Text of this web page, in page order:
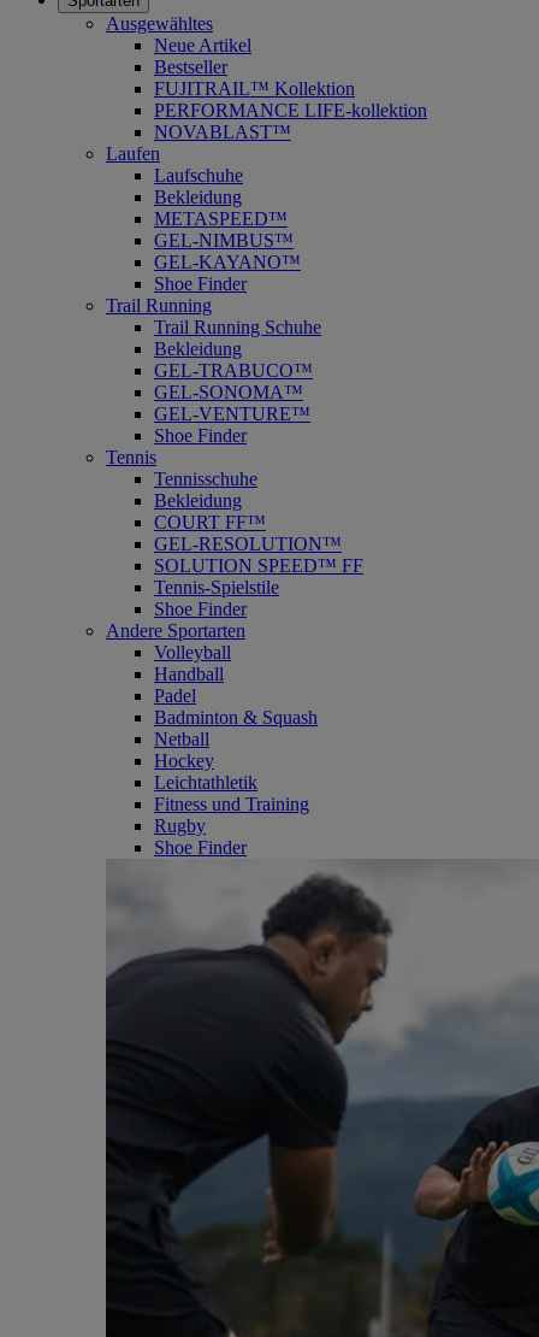
Ausgewähltes
Neue Artikel
Bestseller
FUJITRAIL™ Kollektion
PERFORMANCE LIFE-kollektion
NOVABLAST™
Laufen
Laufschuhe
Bekleidung
METASPEED™
GEL-NIMBUS™
GEL-KAYANO™
Shoe Finder
Trail Running
Trail Running Schuhe
Bekleidung
GEL-TRABUCO™
GEL-SONOMA™
GEL-VENTURE™
Shoe Finder
Tennis
Tennisschuhe
Bekleidung
COURT FF™
GEL-RESOLUTION™
SOLUTION SPEED™ FF
Tennis-Spielstile
Shoe Finder
Andere Sportarten
Volleyball
Handball
Padel
Badminton & Squash
Netball
Hockey
Leichtathletik
Fitness und Training
Rugby
Shoe Finder